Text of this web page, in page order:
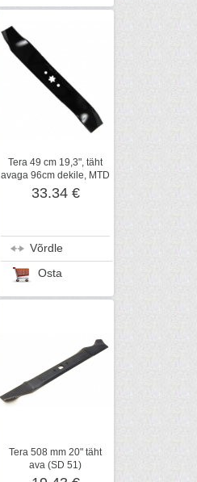
Tera 49 cm 19,3", täht
avaga 96cm dekile, MTD
33.34 €
Võrdle
Osta
Tera 508 mm 20" täht
ava (SD 51)